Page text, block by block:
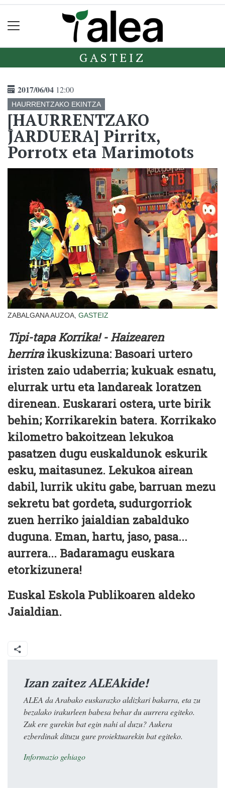
GASTEIZ
2017/06/04 12:00
HAURRENTZAKO EKINTZA
[HAURRENTZAKO
JARDUERA] Pirritx,
Porrotx eta Marimotots
ZABALGANA AUZOA, GASTEIZ
Tipi-tapa Korrika! - Haizearen
herriraikuskizuna: Basoari urtero
iristen zaio udaberria; kukuak esnatu,
elurrak urtu eta landareak loratzen
direnean. Euskarari ostera, urte birik
behin; Korrikarekin batera. Korrikako
kilometro bakoitzean lekukoa
pasatzen dugu euskaldunok eskurik
esku, maitasunez. Lekukoa airean
dabil, lurrik ukitu gabe, barruan mezu
sekretu bat gordeta, sudurgorriok
zuen herriko jaialdian zabalduko
duguna. Eman, hartu, jaso, pasa...
aurrera... Badaramagu euskara
etorkizunera!
Euskal Eskola Publikoaren aldeko
Jaialdian.
Izan zaitez ALEAkide!
ALEA da Arabako euskarazko aldizkari bakarra, eta zu
bezalako irakurleen babesa behar du aurrera egiteko.
Zuk ere gurekin bat egin nahi al duzu? Aukera
ezberdinak dituzu gure proiektuarekin bat egiteko.
Informazio gehiago